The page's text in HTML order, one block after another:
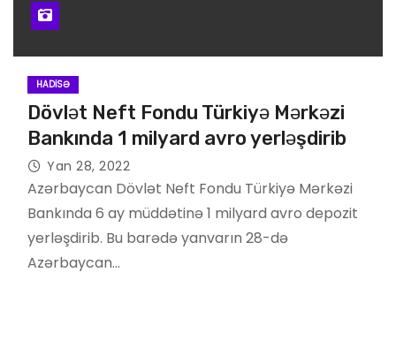
HADISƏ
Dövlət Neft Fondu Türkiyə Mərkəzi
Bankında 1 milyard avro yerləşdirib
Yan 28, 2022
Azərbaycan Dövlət Neft Fondu Türkiyə Mərkəzi
Bankında 6 ay müddətinə 1 milyard avro depozit
yerləşdirib. Bu barədə yanvarın 28-də
Azərbaycan…